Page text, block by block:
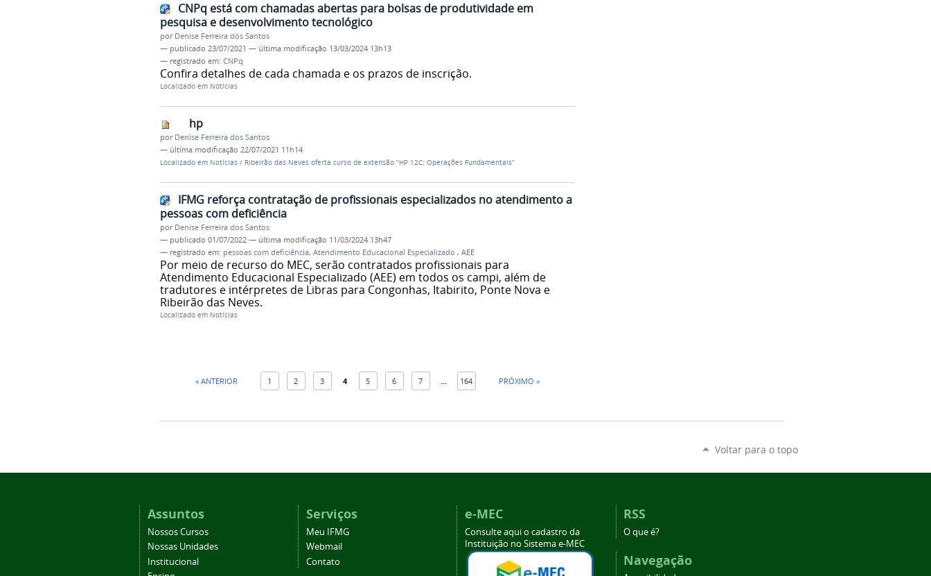
CNPq está com chamadas abertas para bolsas de produtividade em
pesquisa e desenvolvimento tecnológico
por Denise Ferreira dos Santos
— publicado 23/07/2021 — última modificação 13/03/2024 13h13
— registrado em: CNPq
Confira detalhes de cada chamada e os prazos de inscrição.
Localizado em Notícias
hp
por Denise Ferreira dos Santos
— última modificação 22/07/2021 11h14
Localizado em Notícias / Ribeirão das Neves oferta curso de extensão “HP 12C: Operações Fundamentais”
IFMG reforça contratação de profissionais especializados no atendimento a
pessoas com deficiência
por Denise Ferreira dos Santos
— publicado 01/07/2022 — última modificação 11/03/2024 13h47
— registrado em: pessoas com deficiência, Atendimento Educacional Especializado , AEE
Por meio de recurso do MEC, serão contratados profissionais para
Atendimento Educacional Especializado (AEE) em todos os campi, além de
tradutores e intérpretes de Libras para Congonhas, Itabirito, Ponte Nova e
Ribeirão das Neves.
Localizado em Notícias
« ANTERIOR 1 2 3 4 5 6 7 164 PRÓXIMO »
Voltar para o topo
Assuntos
Nossos Cursos
Nossas Unidades
Institucional
Serviços
Meu IFMG
Webmail
Contato
e-MEC
Consulte aqui o cadastro da
Instituição no Sistema e-MEC
RSS
O que é?
Navegação